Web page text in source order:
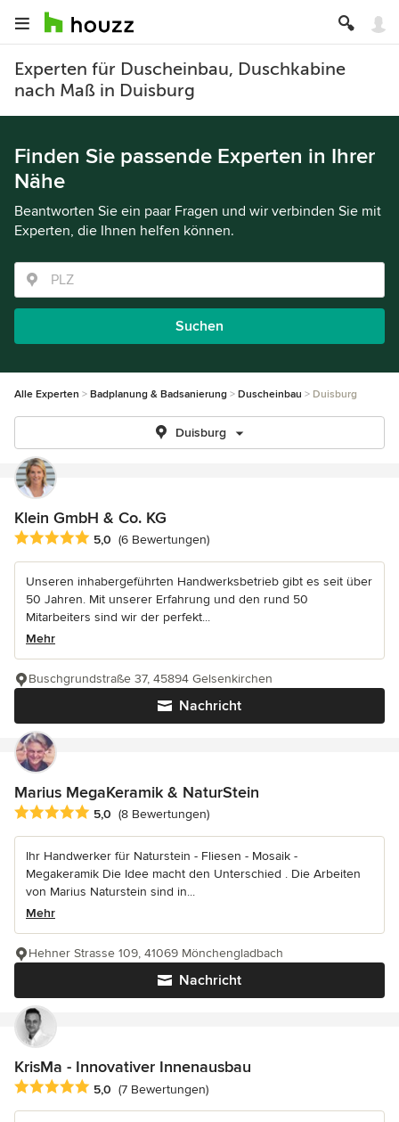
Experten für Duscheinbau, Duschkabine
nach Maß in Duisburg
Finden Sie passende Experten in Ihrer
Nähe
Beantworten Sie ein paar Fragen und wir verbinden Sie mit
Experten, die Ihnen helfen können.
Suchen
Alle Experten Badplanung & Badsanierung Duscheinbau Duisburg
Duisburg
Klein GmbH & Co. KG
Durchschnittliche Bewertung: 5 von 5 Sternen
5,0 (6 Bewertungen)
Unseren inhabergeführten Handwerksbetrieb gibt es seit über
50 Jahren. Mit unserer Erfahrung und den rund 50
Mitarbeiters sind wir der perfekt...
Mehr
Nachricht
Buschgrundstraße 37, 45894 Gelsenkirchen
Marius MegaKeramik & NaturStein
Durchschnittliche Bewertung: 5 von 5 Sternen
5,0 (8 Bewertungen)
Ihr Handwerker für Naturstein - Fliesen - Mosaik -
Megakeramik Die Idee macht den Unterschied . Die Arbeiten
von Marius Naturstein sind in...
Mehr
Nachricht
Hehner Strasse 109, 41069 Mönchengladbach
KrisMa - Innovativer Innenausbau
Durchschnittliche Bewertung: 5 von 5 Sternen
5,0 (7 Bewertungen)